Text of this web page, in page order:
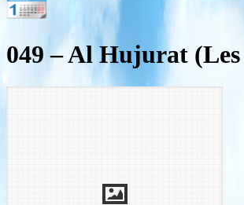
049 – Al Hujurat